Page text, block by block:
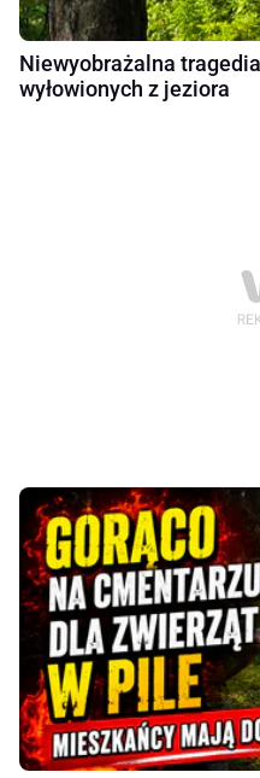
Niewyobrażalna
wyłowionych z jeziora